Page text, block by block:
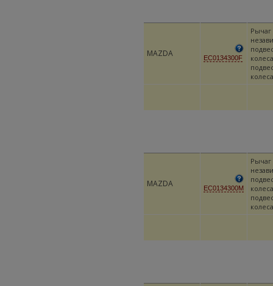
MAZDA EC0134300F
Рычаг
колеса
MAZDA EC0134300M
Рычаг
колеса